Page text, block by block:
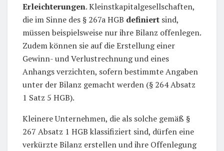
Erleichterungen. Kleinstkapitalgesellschaften,
die im Sinne des § 267a HGB definiert sind,
müssen beispielsweise nur ihre Bilanz offenlegen.
Zudem können sie auf die Erstellung einer
Gewinn- und Verlustrechnung und eines
Anhangs verzichten, sofern bestimmte Angaben
unter der Bilanz gemacht werden (§ 264 Absatz
1 Satz 5 HGB).
Kleinere Unternehmen, die als solche gemäß §
267 Absatz 1 HGB klassifiziert sind, dürfen eine
verkürzte Bilanz erstellen und ihre Offenlegung